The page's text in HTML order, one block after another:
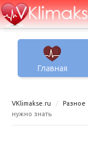
Главная
VKlimakse.ru Разное
нужно знать